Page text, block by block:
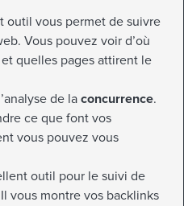
outil vous permet de suivre
Vous pouvez voir d’où
quelles pages attirent le
de la concurrence.
ce que font vos
vous pouvez vous
outil pour le suivi de
vous montre vos backlinks